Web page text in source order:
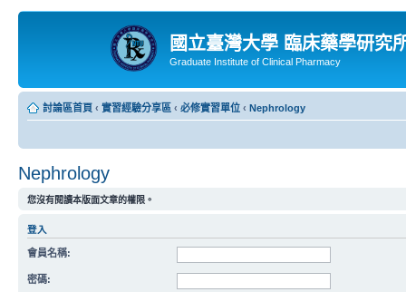
國立臺灣大學 臨床藥學研究
Graduate Institute of Clinical Pharmacy
討論區首頁 ‹ 實習經驗分享區 ‹ 必修實習單位 ‹ Nephrology
Nephrology
您沒有閱讀本版面文章的權限。
登入
會員名稱:
密碼: